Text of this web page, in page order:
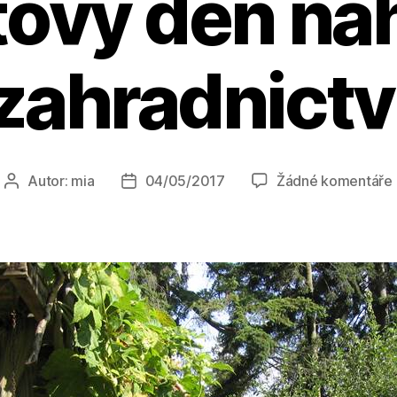
AutorAutor: mia
Datum
04/05/2017 Žádné komentářeu